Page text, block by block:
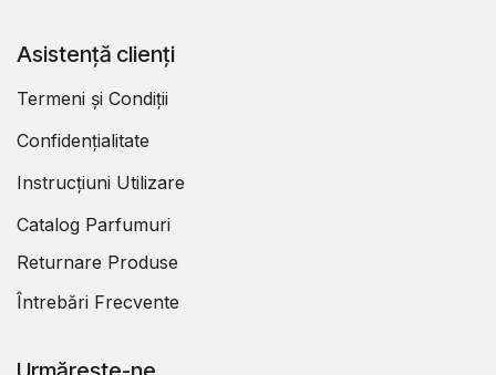
Asistență clienți
Termeni și Condiții
Confidențialitate
Instrucțiuni Utilizare
Catalog Parfumuri
Returnare Produse
Întrebări Frecvente